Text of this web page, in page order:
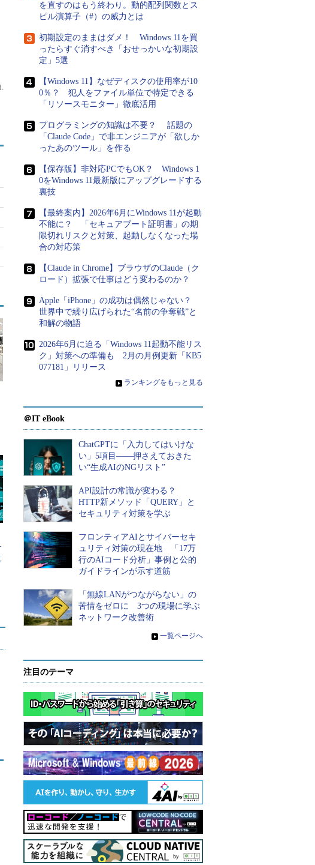
を直すのはもう終わり。動的配列関数とス
ピル演算子（#）の威力とは
初期設定のままはダメ！ Windows 11を買
ったらすぐ消すべき「おせっかいな初期設
定」5選
【Windows 11】なぜディスクの使用率が10
0％？ 犯人をファイル単位で特定できる
「リソースモニター」徹底活用
プログラミングの知識は不要？ 話題の
「Claude Code」で非エンジニアが「欲しか
ったあのツール」を作る
【保存版】非対応PCでもOK？ Windows 1
0をWindows 11最新版にアップグレードする
裏技
【最終案内】2026年6月にWindows 11が起動
不能に？ 「セキュアブート証明書」の期
限切れリスクと対策、起動しなくなった場
合の対応策
【Claude in Chrome】ブラウザのClaude（ク
ロード）拡張で仕事はどう変わるのか？
Apple「iPhone」の成功は偶然じゃない？
世界中で繰り広げられた“名前の争奪戦”と
和解の物語
2026年6月に迫る「Windows 11起動不能リス
ク」対策への準備も 2月の月例更新「KB5
077181」リリース
» ランキングをもっと見る
＠IT eBook
ChatGPTに「入力してはいけな
い」5項目――押さえておきた
い“生成AIのNGリスト”
API設計の常識が変わる？
HTTP新メソッド「QUERY」と
セキュリティ対策を学ぶ
フロンティアAIとサイバーセキ
ュリティ対策の現在地 「17万
行のAIコード分析」事例と公的
ガイドラインが示す道筋
「無線LANがつながらない」の
苦情をゼロに 3つの現場に学ぶ
ネットワーク改善術
» 一覧ページへ
注目のテーマ